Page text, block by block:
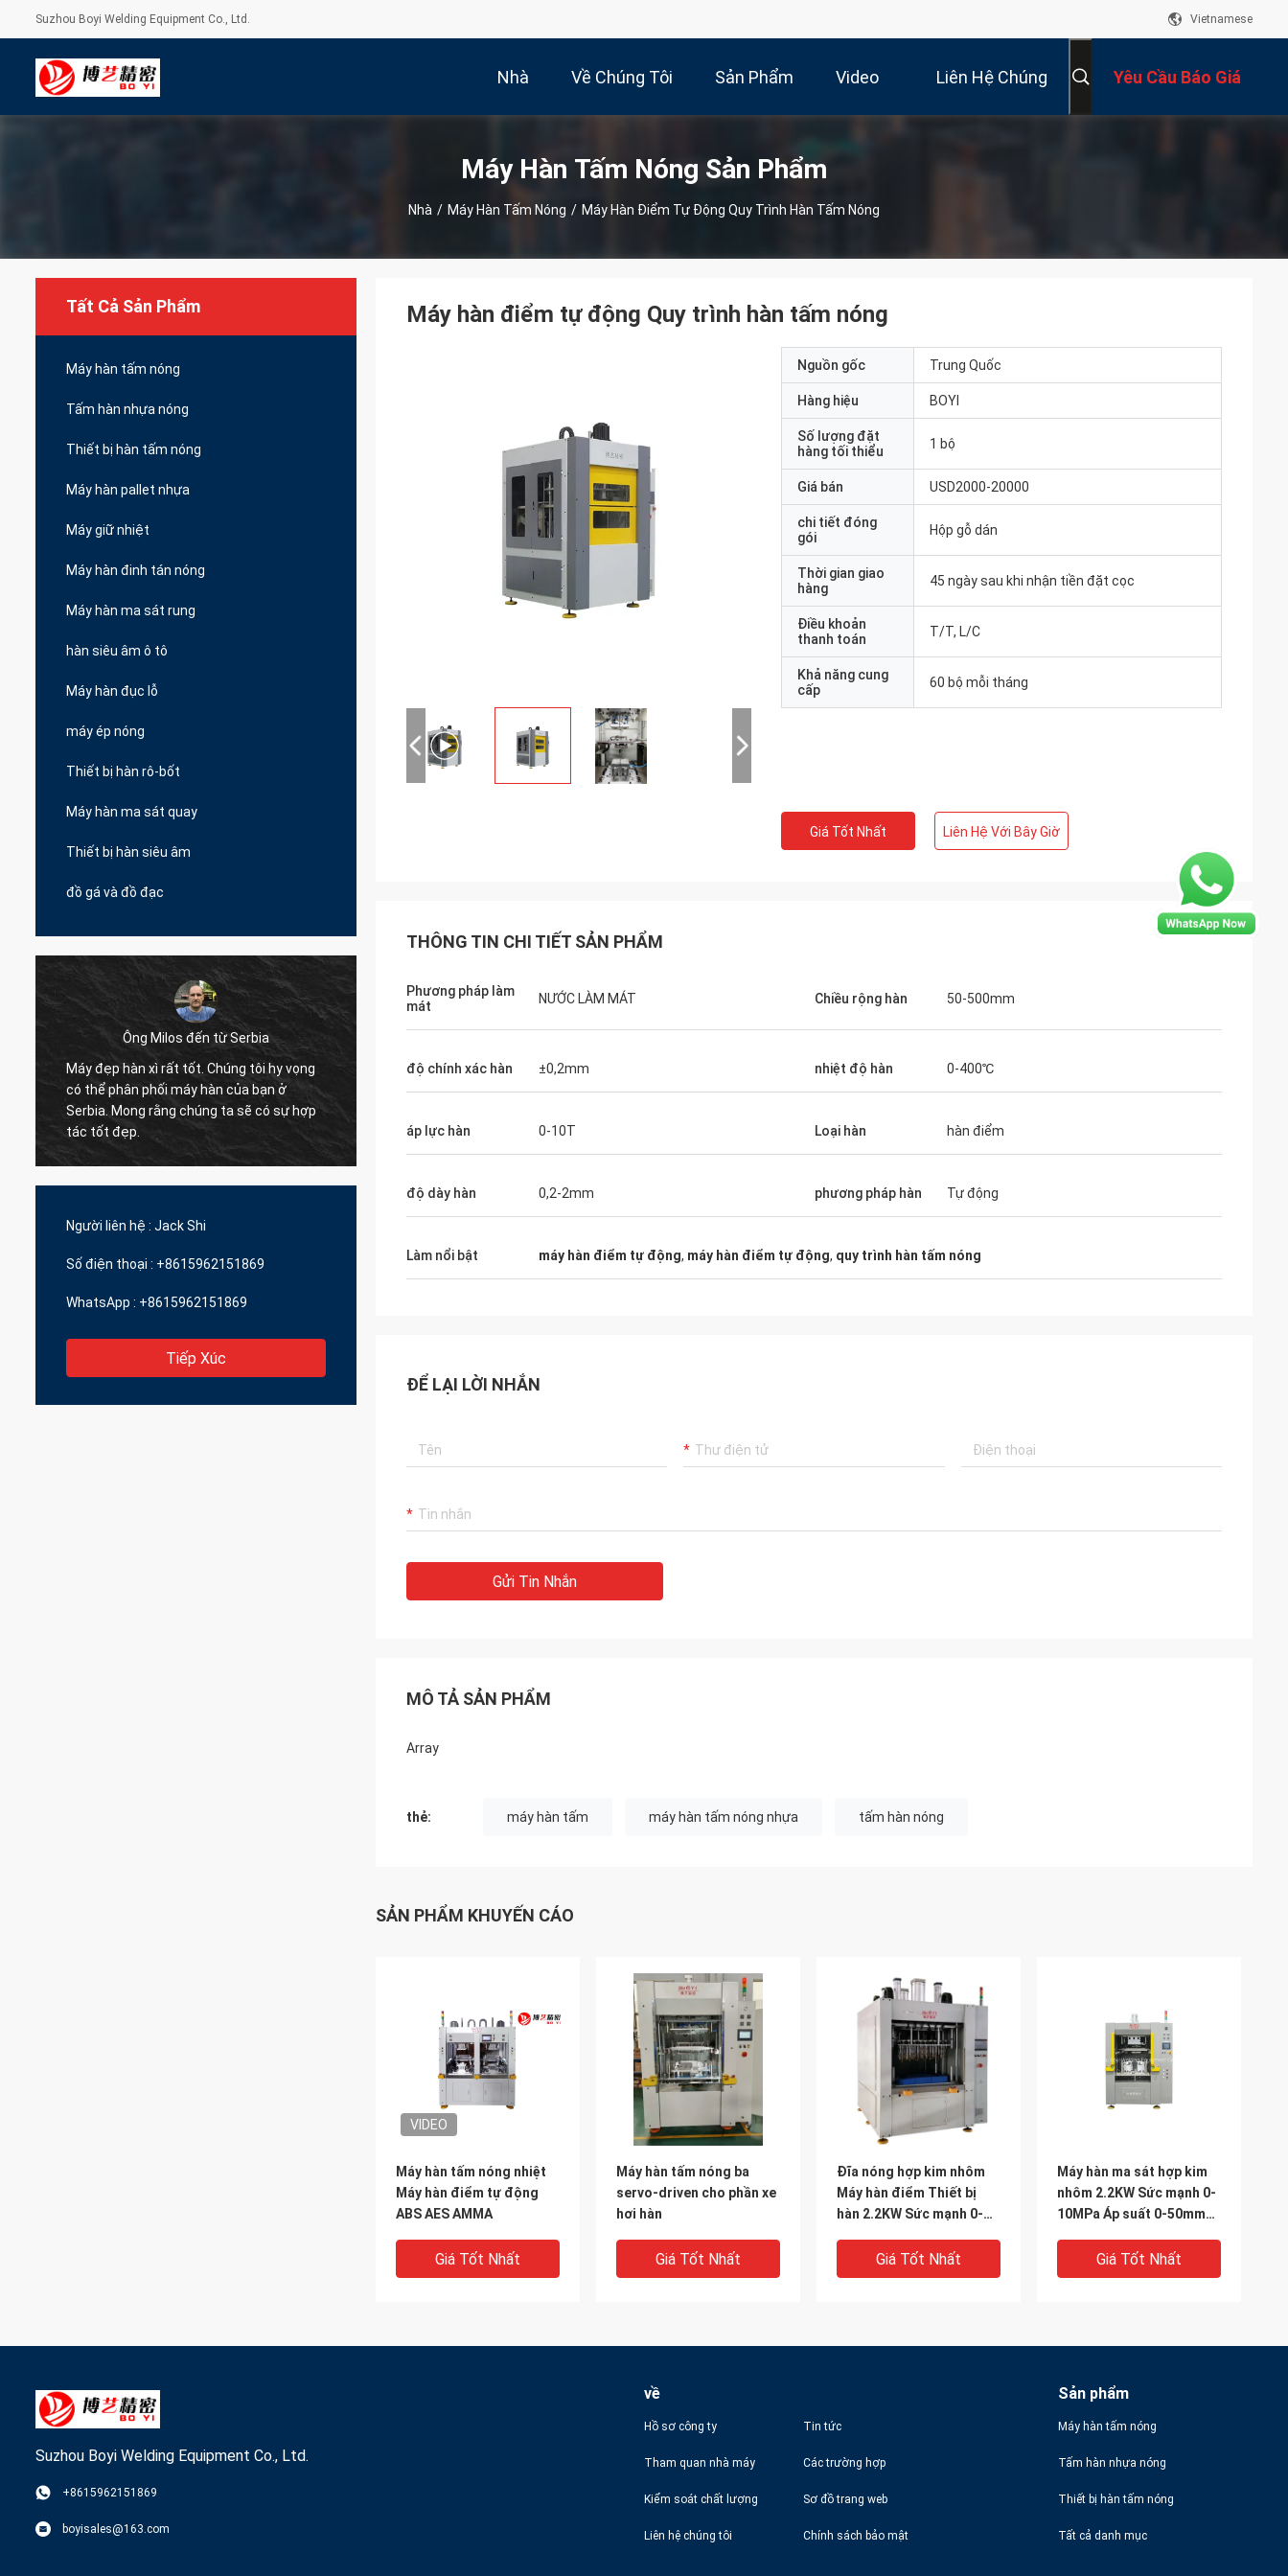
Suzhou Boyi Welding Equipment Co., Ltd. Vietnamese
Nhà Về Chúng Tôi Sản Phẩm Video Liên Hệ Chúng Yêu Cầu Báo Giá
Máy Hàn Tấm Nóng Sản Phẩm
Nhà / Máy Hàn Tấm Nóng / Máy Hàn Điểm Tự Động Quy Trình Hàn Tấm Nóng
Tất Cả Sản Phẩm
Máy hàn tấm nóng
Tấm hàn nhựa nóng
Thiết bị hàn tấm nóng
Máy hàn pallet nhựa
Máy giữ nhiệt
Máy hàn đinh tán nóng
Máy hàn ma sát rung
hàn siêu âm ô tô
Máy hàn đục lỗ
máy ép nóng
Thiết bị hàn rô-bốt
Máy hàn ma sát quay
Thiết bị hàn siêu âm
đồ gá và đồ đạc
Ông Milos đến từ Serbia
Máy đẹp hàn xì rất tốt. Chúng tôi hy vọng
có thể phân phối máy hàn của bạn ở
Serbia. Mong rằng chúng ta sẽ có sự hợp
tác tốt đẹp.
Xin chào, Jack, hiệu suất của thiết bị hàn
Tôi rất hài lòng với máy hàn tấm nóng của
bạn. Kể từ khi chúng tôi nhận sản xuất
bị của bạn đang chạy rất tốt và hiệu quả
hàn là hoàn hảo. Chúng tôi sẽ cân nhắc
phóng đại sản lượng. Tôi muốn bạn một
kinh doanh thịnh vượng.
Người liên hệ : Jack Shi
Số điện thoại : +8615962151869
WhatsApp : +8615962151869
Tiếp Xúc
Máy hàn điểm tự động Quy trình hàn tấm nóng
Nguồn gốc Trung Quốc
Hàng hiệu BOYI
Số lượng đặt
hàng tối thiểu
1 bộ
Giá bán USD2000-20000
chi tiết đóng
gói
Hộp gỗ dán
Thời gian giao
hàng
45 ngày sau khi nhận tiền đặt cọc
Điều khoản
thanh toán
T/T, L/C
Khả năng cung
cấp
60 bộ mỗi tháng
Giá Tốt Nhất Liên Hệ Với Bây Giờ
THÔNG TIN CHI TIẾT SẢN PHẨM
Phương pháp làm
mát
NƯỚC LÀM MÁT Chiều rộng hàn 50-500mm
độ chính xác hàn ±0,2mm nhiệt độ hàn 0-400℃
áp lực hàn 0-10T Loại hàn hàn điểm
độ dày hàn 0,2-2mm phương pháp hàn Tự động
Làm nổi bật máy hàn điểm tự động, máy hàn điểm tự động, quy trình hàn tấm nóng
ĐỂ LẠI LỜI NHẮN
Gửi Tin Nhắn
MÔ TẢ SẢN PHẨM
Array
thẻ: máy hàn tấm máy hàn tấm nóng nhựa tấm hàn nóng
SẢN PHẨM KHUYẾN CÁO
VIDEO
Máy hàn tấm nóng nhiệt
Máy hàn điểm tự động
ABS AES AMMA
Giá Tốt Nhất
Máy hàn tấm nóng ba
servo-driven cho phần xe
hơi hàn
Giá Tốt Nhất
Đĩa nóng hợp kim nhôm
Máy hàn điểm Thiết bị
hàn 2.2KW Sức mạnh 0-
Chiều dàiGiá Tốt Nhất
Máy hàn ma sát hợp kim
nhôm 2.2KW Sức mạnh 0-
10MPa Áp suất 0-50mm
Giá Tốt Nhất
Máy hàn tấm nóng hợp
Máy nén nhiệt tốc độ cao
Máy hàn điểm tự động
Suzhou Boyi Welding Equipment Co., Ltd.
+8615962151869
boyisales@163.com
về
Hồ sơ công ty
Tham quan nhà máy
Kiểm soát chất lượng
Liên hệ chúng tôi
Tin tức
Các trường hợp
Sơ đồ trang web
Chính sách bảo mật
Sản phẩm
Máy hàn tấm nóng
Tấm hàn nhựa nóng
Thiết bị hàn tấm nóng
Tất cả danh mục